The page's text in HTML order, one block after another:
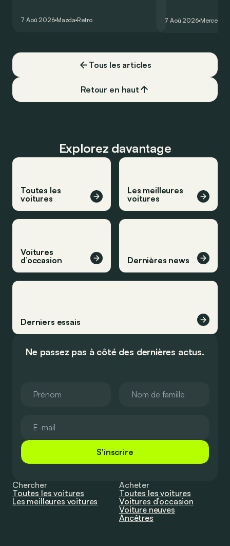
de la plus belle des manières…
7 Aoû 2026 Mazda Retro
moins…
7 Aoû 2026 Mercedes
Tous les articles
Retour en haut
Explorez davantage
Toutes les
voitures
Les meilleures
voitures
Voitures
d’occasion
Dernières news
Derniers essais
Ne passez pas à côté des dernières actus.
S'inscrire
Chercher
Toutes les voitures
Les meilleures voitures
Acheter
Toutes les voitures
Voitures d’occasion
Voiture neuves
Ancêtres